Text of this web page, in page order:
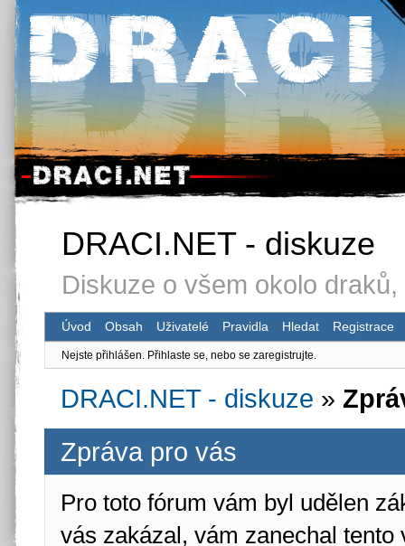
DRACI.NET - diskuze
Diskuze o všem okolo
Úvod Obsah Uživatelé Pravidla Hledat Registrace
Nejste přihlášen. Přihlaste se, nebo se zaregistrujte.
DRACI.NET - diskuze »
Zpráva pro vás
Pro toto fórum vám byl udělen
vás zakázal, vám zanechal tento